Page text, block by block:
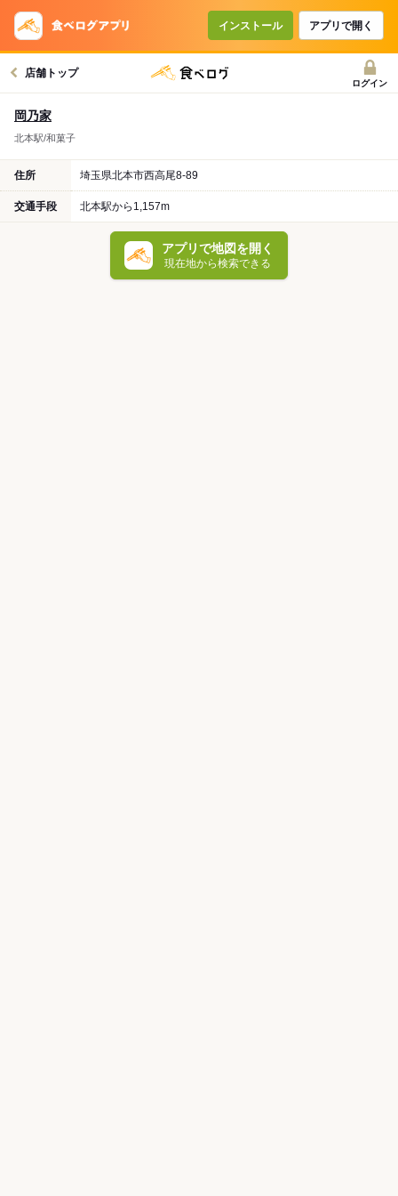
インストール アプリで開く
店舗トップ
ログイン
岡乃家
北本駅/和菓子
住所 埼玉県北本市西高尾8-89
交通手段 北本駅から1,157m
アプリで地図を開く
現在地から検索できる